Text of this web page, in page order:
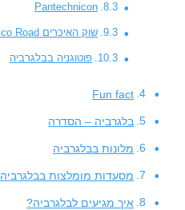
Pantechnicon
שוק האיכרים Pimlico Road
פוטוגניה בבלגרביה
Fun fact
בלגרביה – הסדרה
מלונות בבלגרביה
מסעדות מומלצות בבלגרביה
איך מגיעים לבלגרביה?